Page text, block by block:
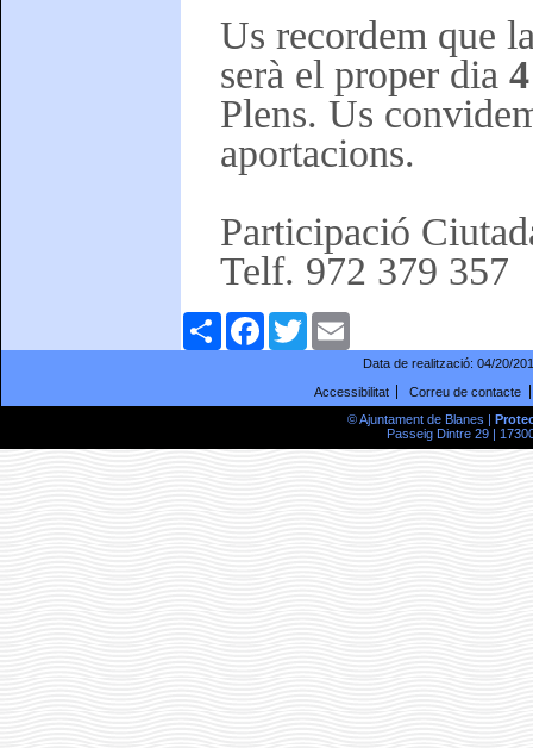
Us recordem que
serà el proper dia
Plens. Us
aportacions.
Participació
Telf. 972 379 357
ComparteixFacebookTwitter
Data de realització: 04/20/
Accessibilitat
Correu de contacte
© Ajuntament de Blanes |
Passeig Dintre 29 |